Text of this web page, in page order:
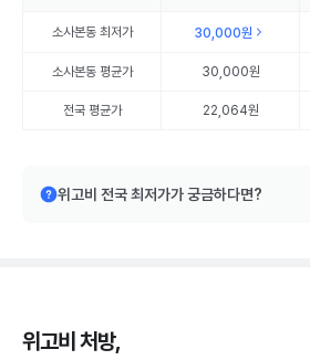
소사본동최저가 30,000원
소사본동평균가 30,000원
전국 평균가 22,064원
위고비 전국 최저가가 궁금하다면?
위고비 처방,